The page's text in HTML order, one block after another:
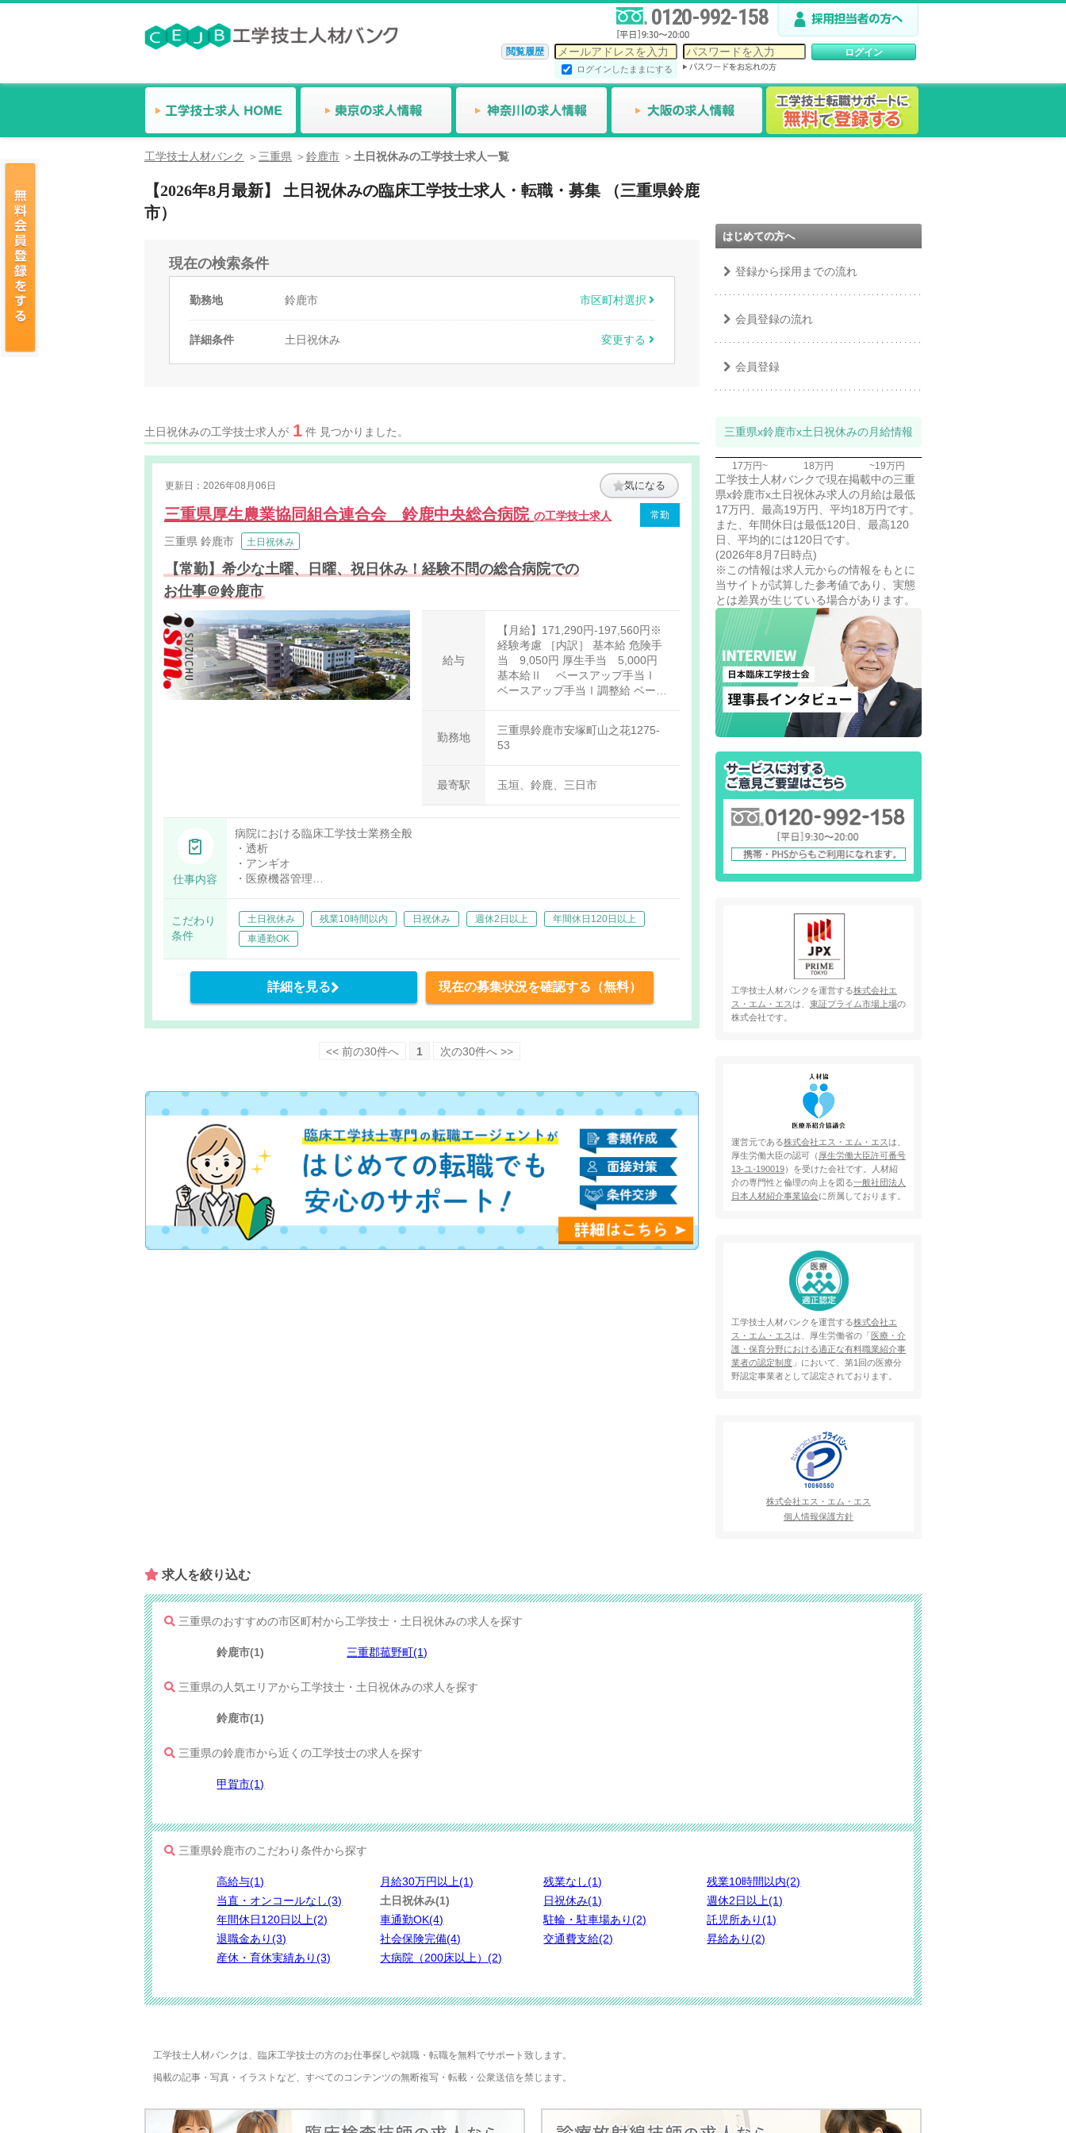
0120-992-158
閲覧履歴
ログインしたままにする
工学技士人材バンク 三重県 鈴鹿市 土日祝休みの工学技士求人一覧
【2026年8月最新】 土日祝休みの臨床工学技士求人・転職・募集 （三重県鈴鹿
市）
現在の検索条件
勤務地 鈴鹿市 市区町村選択
詳細条件 土日祝休み 変更する
土日祝休みの工学技士求人が 1 件 見つかりました。
更新日：2026年08月06日 気になる
三重県厚生農業協同組合連合会 鈴鹿中央総合病院 の工学技士求人 常勤
三重県 鈴鹿市 土日祝休み
【常勤】希少な土曜、日曜、祝日休み！経験不問の総合病院での
お仕事＠鈴鹿市
給与
【月給】171,290円-197,560円※
経験考慮 ［内訳］ 基本給 危険手
当 9,050円 厚生手当 5,000円
基本給Ⅱ ベースアップ手当Ⅰ
ベースアップ手当Ⅰ調整給 ベース
勤務地
三重県鈴鹿市安塚町山之花1275-
53
最寄駅 玉垣、鈴鹿、三日市
仕事内容
病院における臨床工学技士業務全般
・透析
・アンギオ
・医療機器管理
※透析は土曜日、祝日も対応あり
こだわり
条件
土日祝休み 残業10時間以内 日祝休み 週休2日以上
年間休日120日以上
車通勤OK
詳細を見る 現在の募集状況を確認する（無料）
<< 前の30件へ 1 次の30件へ >>
はじめての方へ
登録から採用までの流れ
会員登録の流れ
会員登録
三重県x鈴鹿市x土日祝休みの月給情報
17万円~ 18万円 ~19万円
工学技士人材バンクで現在掲載中の三重
県x鈴鹿市x土日祝休み求人の月給は最低
17万円、最高19万円、平均18万円です。
また、年間休日は最低120日、最高120
日、平均的には120日です。
(2026年8月7日時点)
※この情報は求人元からの情報をもとに
当サイトが試算した参考値であり、実態
とは差異が生じている場合があります。
工学技士人材バンクを運営する株式会社エ
ス・エム・エスは、 東証プライム市場上場の
株式会社です。
運営元である株式会社エス・エム・エスは、
厚生労働大臣の認可（ 厚生労働大臣許可番号
13-ユ-190019）を受けた会社です。人材紹
介の専門性と倫理の向上を図る一般社団法人
日本人材紹介事業協会に所属しております。
工学技士人材バンクを運営する株式会社エ
ス・エム・エスは、厚生労働省の「 医療・介
護・保育分野における適正な有料職業紹介事
業者の認定制度」において、第1回の医療分
野認定事業者として認定されております。
株式会社エス・エム・エス
個人情報保護方針
求人を​絞り込む
三重県のおすすめの市区町村から工学技士・土日祝休みの求人を探す
鈴鹿市(1) 三重郡菰野町(1)
三重県の人気エリアから工学技士・土日祝休みの求人を探す
鈴鹿市(1)
三重県の鈴鹿市から近くの工学技士の求人を探す
甲賀市(1)
三重県鈴鹿市のこだわり条件から探す
高給与(1) 月給30万円以上(1) 残業なし(1)
残業10時間以内(2)
当直・オンコールなし(3)
土日祝休み(1) 日祝休み(1)
週休2日以上(1)
年間休日120日以上(2)
車通勤OK(4) 駐輪・駐車場あり(2)
託児所あり(1)
退職金あり(3)
社会保険完備(4) 交通費支給(2)
昇給あり(2)
産休・育休実績あり(3)
大病院（200床以上）(2)
工学技士人材バンクは、臨床工学技士の方のお仕事探しや就職・転職を無料でサポート致します。
掲載の記事・写真・イラストなど、すべてのコンテンツの無断複写・転載・公衆送信を禁じます。